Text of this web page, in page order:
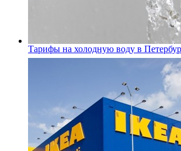
Тарифы на холодную воду в